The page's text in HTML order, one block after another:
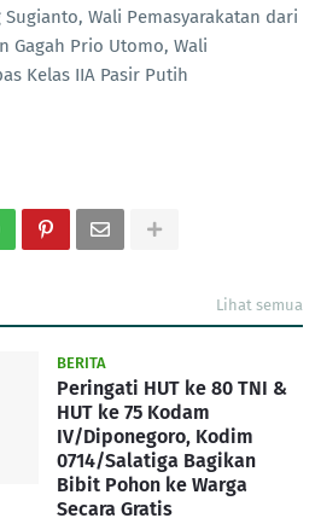
Wali Pemasyarakatan dari
Gagah Prio Utomo, Wali
Kelas IIA Pasir Putih
Lihat semua
BERITA
Peringati HUT ke 80 TNI &
HUT ke 75 Kodam
IV/Diponegoro, Kodim
0714/Salatiga Bagikan
Bibit Pohon ke Warga
Secara Gratis